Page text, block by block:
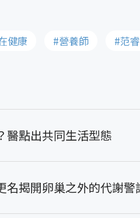
健康 #營養師
#范
醫點出共同生活型態
名揭開卵巢之外的代謝警